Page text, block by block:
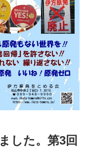
した。第3回